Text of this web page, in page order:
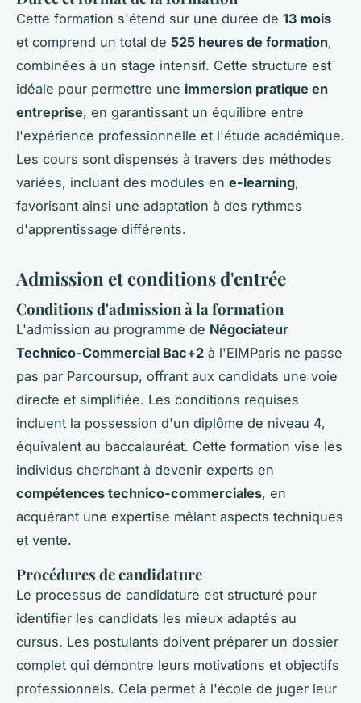
Cette formation s'étend sur une durée de 13 mois
et comprend un total de 525 heures de formation,
combinées à un stage intensif. Cette structure est
idéale pour permettre une immersion pratique en
entreprise, en garantissant un équilibre entre
l'expérience professionnelle et l'étude académique.
Les cours sont dispensés à travers des méthodes
variées, incluant des modules en e-learning,
favorisant ainsi une adaptation à des rythmes
d'apprentissage différents.
Admission et conditions d'entrée
Conditions d'admission à la formation
L'admission au programme de Négociateur
Technico-Commercial Bac+2 à l'EIMParis ne passe
pas par Parcoursup, offrant aux candidats une voie
directe et simplifiée. Les conditions requises
incluent la possession d'un diplôme de niveau 4,
équivalent au baccalauréat. Cette formation vise les
individus cherchant à devenir experts en
compétences technico-commerciales, en
acquérant une expertise mêlant aspects techniques
et vente.
Procédures de candidature
Le processus de candidature est structuré pour
identifier les candidats les mieux adaptés au
cursus. Les postulants doivent préparer un dossier
complet qui démontre leurs motivations et objectifs
professionnels. Cela permet à l'école de juger leur